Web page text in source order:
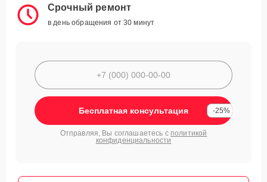
Срочный ремонт
в день обращения от 30 минут
Бесплатная консультация -25%
Отправляя, Вы соглашаетесь с политикой
конфиденциальности